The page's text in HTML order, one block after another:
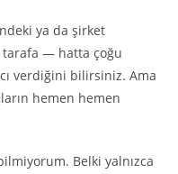
ya da şirket
tarafa — hatta çoğu
verdiğini bilirsiniz. Ama
hemen hemen
Belki yalnızca